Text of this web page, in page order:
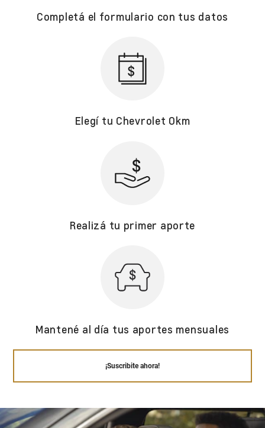
Completá el formulario con tus datos
Elegí tu Chevrolet 0km
Realizá tu primer aporte
Mantené al día tus aportes mensuales
¡Suscribite ahora!